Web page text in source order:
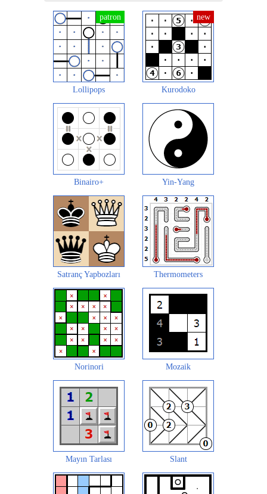
Lollipops Kurodoko
Binairo+ Yin-Yang
Satranç Yapbozları Thermometers
Norinori Mozaik
Mayın Tarlası Slant